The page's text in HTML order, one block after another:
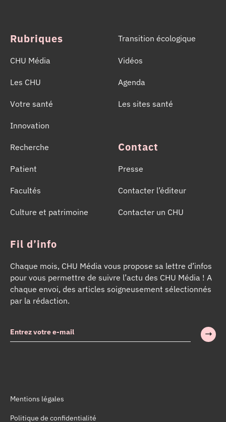
Rubriques
CHU Média
Les CHU
Votre santé
Innovation
Recherche
Patient
Facultés
Culture et patrimoine
Transition écologique
Vidéos
Agenda
Les sites santé
Contact
Presse
Contacter l’éditeur
Contacter un CHU
Fil d’info
Chaque mois, CHU Média vous propose sa lettre d’infos
pour vous permettre de suivre l’actu des CHU Média ! A
chaque envoi, des articles soigneusement sélectionnés
par la rédaction.
Mentions légales
Politique de confidentialité